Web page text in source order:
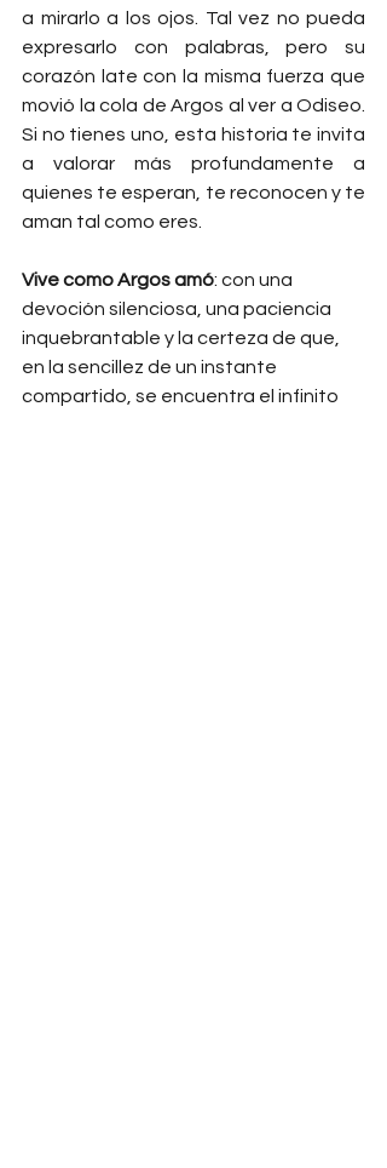
a mirarlo a los ojos. Tal vez no pueda
expresarlo con palabras, pero su
corazón late con la misma fuerza que
movió la cola de Argos al ver a Odiseo.
Si no tienes uno, esta historia te invita
a valorar más profundamente a
quienes te esperan, te reconocen y te
aman tal como eres.
Vive como Argos amó: con una
devoción silenciosa, una paciencia
inquebrantable y la certeza de que,
en la sencillez de un instante
compartido, se encuentra el infinito